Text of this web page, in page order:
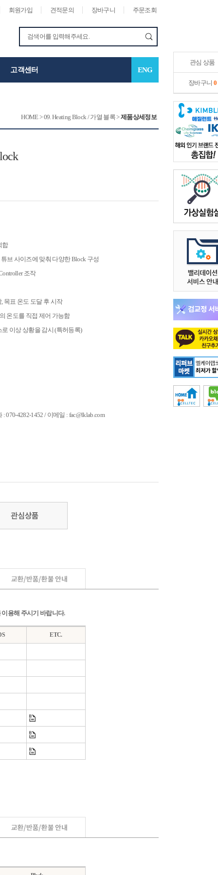
회원가입 견적문의 장바구니 주문조회
관심 상품
장바구니 0
고객센터 ENG
HOME>09. Heating Block / 가열 블록>제품상세정보
합
브 사이즈에 맞춰 다양한 Block 구성
조작
목표 온도 도달 후 시작
온도를 직접 제어 가능함
로 이상 상황을 감시 (특허등록)
070-4282-1452 / 이메일 : fac@lklab.com
이용해 주시기 바랍니다.
ETC.